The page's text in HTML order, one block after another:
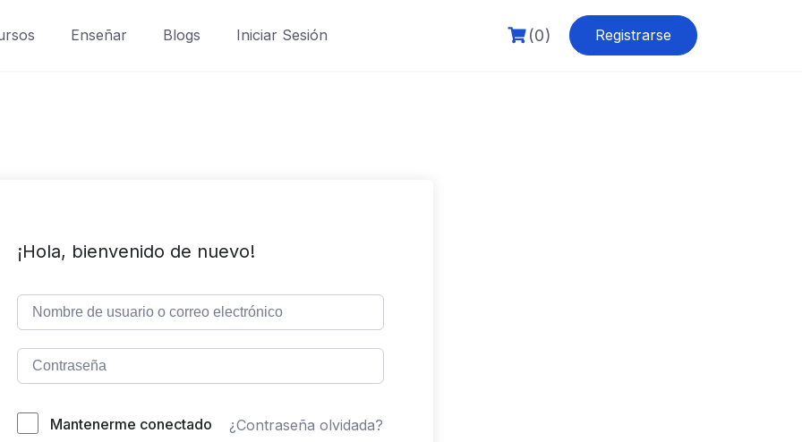
Enseñar Blogs Iniciar Sesión (0) Registrarse
¡Hola, bienvenido de nuevo!
Mantenerme conectado ¿Contraseña olvidada?